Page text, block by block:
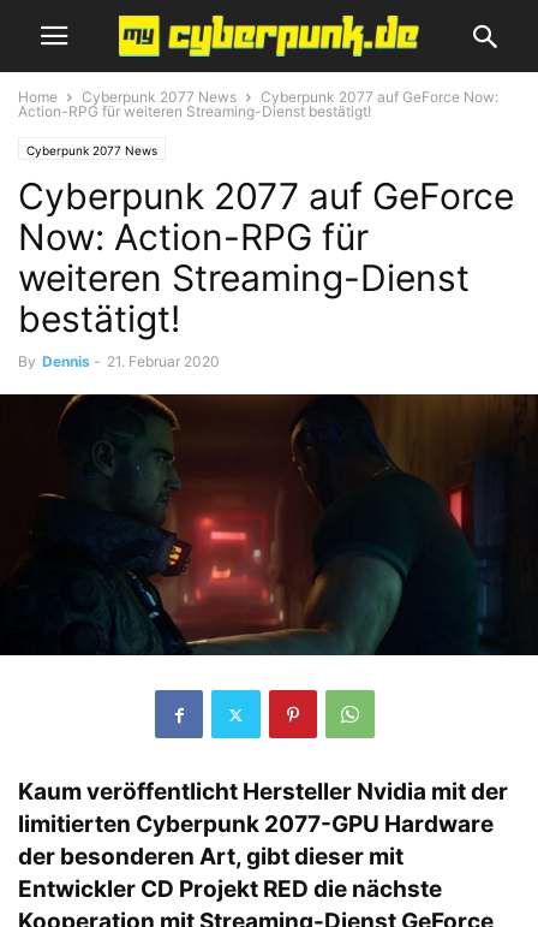
Home Cyberpunk 2077 News
Cyberpunk 2077 auf GeForce Now:
Action-RPG für weiteren Streaming-Dienst bestätigt!
Cyberpunk 2077 News
Cyberpunk 2077 auf GeForce
Now: Action-RPG für
weiteren Streaming-Dienst
bestätigt!
By Dennis - 21. Februar 2020
Kaum veröffentlicht Hersteller Nvidia mit der
limitierten Cyberpunk 2077-GPU Hardware
der besonderen Art, gibt dieser mit
Entwickler CD Projekt RED die nächste